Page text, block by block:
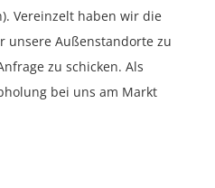
Vereinzelt haben wir die
unsere Außenstandorte zu
zu schicken. Als
bei uns am Markt